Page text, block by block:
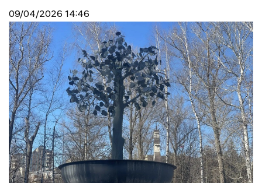
09/04/2026 14:46